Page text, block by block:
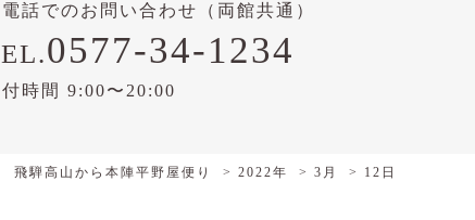
話でのお問い合わせ（両館共通）
0577-34-1234
付時間 9:00〜20:00
飛騨高山から本陣平野屋便り 2022年 3月 12日